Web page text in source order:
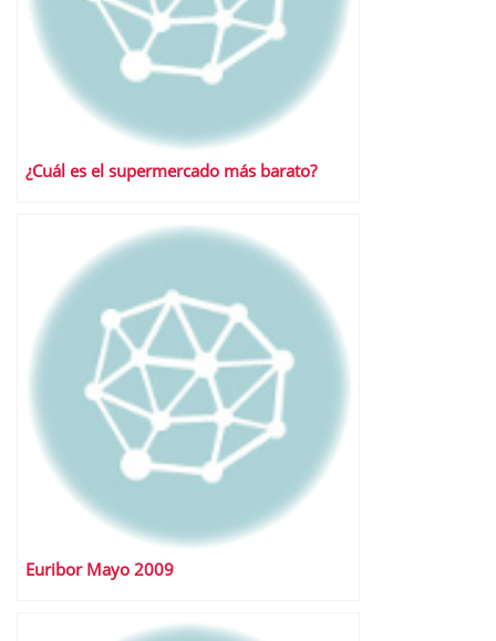
¿Cuál es el supermercado más barato?
Euribor Mayo 2009